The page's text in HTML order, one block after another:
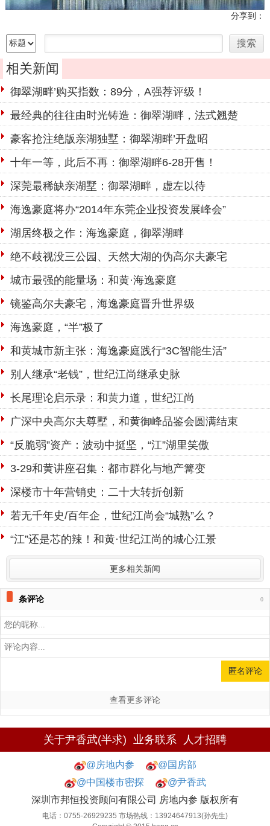
分享到：
相关新闻
御翠湖畔’购买指数：89分，A强荐评级！
最经典的往往由时光铸造：御翠湖畔，法式翘楚
豪客抢注绝版亲湖独墅：御翠湖畔’开盘昭
十年一等，此后不再：御翠湖畔6-28开售！
深莞最稀缺亲湖墅：御翠湖畔，虚左以待
海逸豪庭将办“2014年东莞企业投资发展峰会”
湖居终极之作：海逸豪庭，御翠湖畔
绝不歧视没三公园、天然大湖的伪高尔夫豪宅
城市最强的能量场：和黄·海逸豪庭
镜鉴高尔夫豪宅，海逸豪庭晋升世界级
海逸豪庭，“半”极了
和黄城市新主张：海逸豪庭践行“3C智能生活”
别人继承“老钱”，世纪江尚继承史脉
长尾理论启示录：和黄力道，世纪江尚
广深中央高尔夫尊墅，和黄御峰品鉴会圆满结束
“反脆弱”资产：波动中挺坚，“江”湖里笑傲
3-29和黄讲座召集：都市群化与地产篝变
深楼市十年营销史：二十大转折创新
若无千年史/百年企，世纪江尚会“城熟”么？
“江”还是芯的辣！和黄·世纪江尚的城心江景
更多相关新闻
0
条评论
查看更多评论
关于尹香武(半求) 业务联系 人才招聘
@房地内参
@国房部
@中国楼市密探
@尹香武
深圳市邦恒投资顾问有限公司 房地内参 版权所有
电话：0755-26929235 市场热线：13924647913(孙先生)